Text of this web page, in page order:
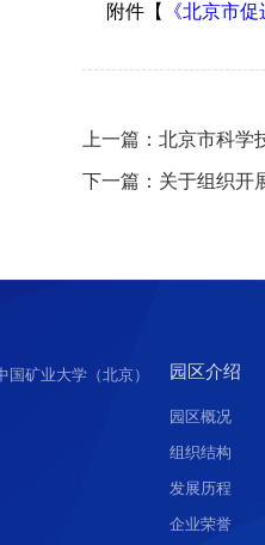
附件【 《北京市
上一篇：北京市科
下一篇：关于组织开
矿业大学（北京） 园区介绍
园区概况
组织结构
发展历程
企业荣誉